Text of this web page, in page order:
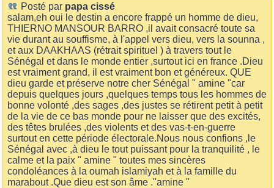
Posté par papa cissé
salam,eh oui le destin a encore frappé un homme de dieu,
THIERNO MANSOUR BARRO ,il avait consacré toute sa
vie durant au souffisme, à l'appel vers dieu, vers la sounna ,
et aux DAAKHAAS (rétrait spirituel ) à travers tout le
Sénégal et dans le monde entier ,surtout ici en france .Dieu
est vraiment grand, il est vraiment bon et généreux. QUE
dieu garde et préserve notre cher Sénégal " amine "car
depuis quelques jours ,quelques temps tous les hommes de
bonne volonté ,des sages ,des justes se rétirent petit à petit
de la vie de ce bas monde pour ne laisser que des excités,
des têtes brulées ,des violents et des vas-t-en-guerre
surtout en cette période électorale.Nous nous confions ,le
Sénégal avec ,à dieu le tout puissant pour la tranquilité , le
calme et la paix " amine " toutes mes sincères
condoléances à la oumah islamiyah et à la famille du
marabout .Que dieu est son âme ."amine "